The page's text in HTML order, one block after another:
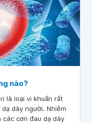
nào?
là loại vi khuẩn rất
dày người. Nhiễm
các cơn đau dạ dày